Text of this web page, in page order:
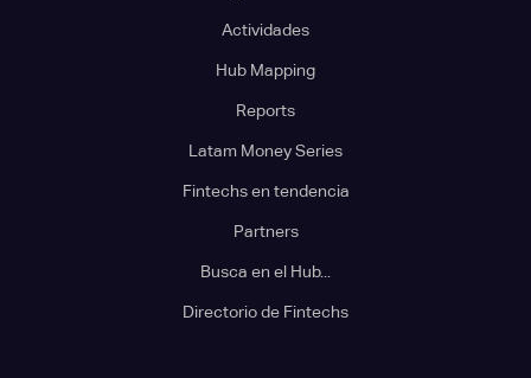
Actividades
Hub Mapping
Reports
Latam Money Series
Fintechs en tendencia
Partners
Busca en el Hub...
Directorio de Fintechs